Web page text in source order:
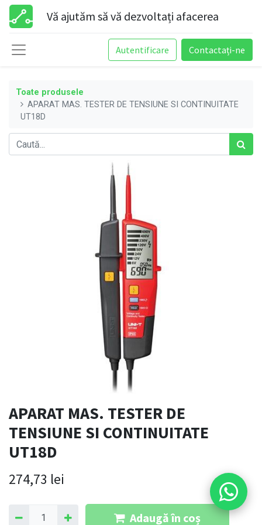
Vă ajutăm să vă dezvoltați afacerea
Autentificare Contactați-ne
Toate produsele
APARAT MAS. TESTER DE TENSIUNE SI CONTINUITATE
UT18D
APARAT MAS. TESTER DE
TENSIUNE SI CONTINUITATE
UT18D
274,73 lei
Adaugă în coș